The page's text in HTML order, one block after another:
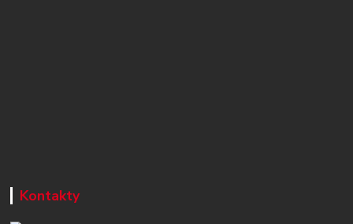
Kontakty